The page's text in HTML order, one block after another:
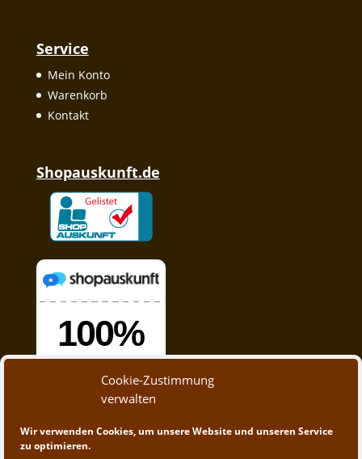
Cookie-Zustimmung
verwalten
Wir verwenden Cookies, um unsere Website und unseren Service
zu optimieren.
Service
Mein Konto
Warenkorb
Kontakt
Shopauskunft.de